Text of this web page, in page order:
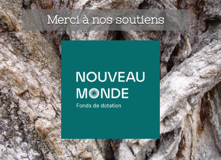
Merci à nos soutiens